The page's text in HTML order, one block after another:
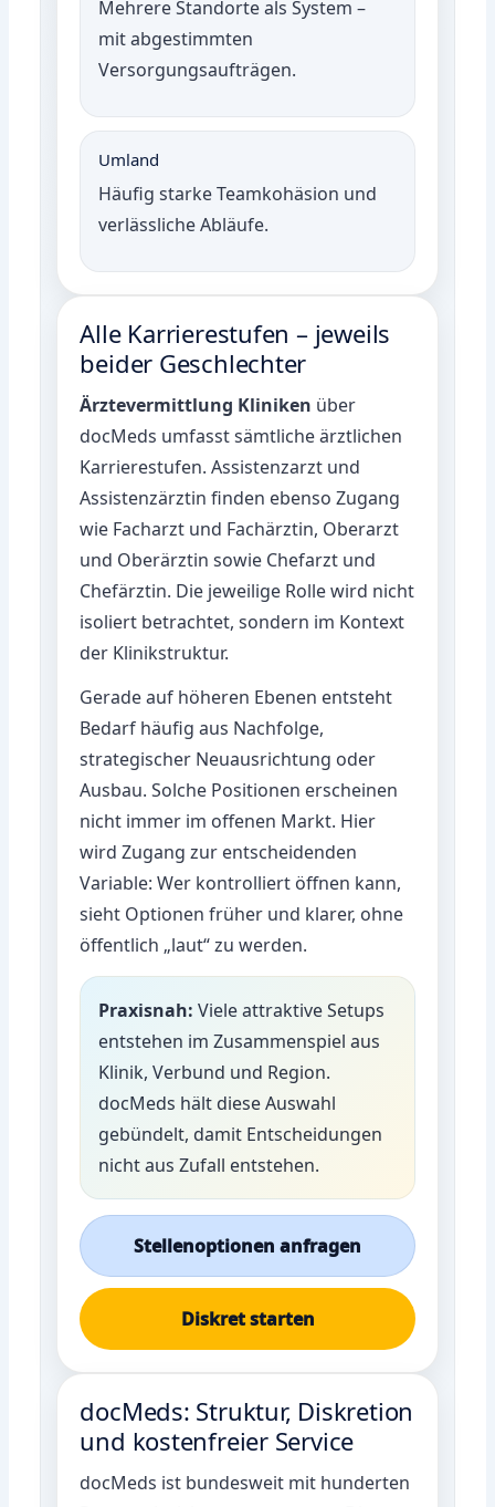
Mehrere Standorte als System –
mit abgestimmten
Versorgungsaufträgen.
Umland
Häufig starke Teamkohäsion und
verlässliche Abläufe.
Alle Karrierestufen – jeweils
beider Geschlechter
Ärztevermittlung Kliniken über
docMeds umfasst sämtliche ärztlichen
Karrierestufen. Assistenzarzt und
Assistenzärztin finden ebenso Zugang
wie Facharzt und Fachärztin, Oberarzt
und Oberärztin sowie Chefarzt und
Chefärztin. Die jeweilige Rolle wird nicht
isoliert betrachtet, sondern im Kontext
der Klinikstruktur.
Gerade auf höheren Ebenen entsteht
Bedarf häufig aus Nachfolge,
strategischer Neuausrichtung oder
Ausbau. Solche Positionen erscheinen
nicht immer im offenen Markt. Hier
wird Zugang zur entscheidenden
Variable: Wer kontrolliert öffnen kann,
sieht Optionen früher und klarer, ohne
öffentlich „laut“ zu werden.
Praxisnah: Viele attraktive Setups
entstehen im Zusammenspiel aus
Klinik, Verbund und Region.
docMeds hält diese Auswahl
gebündelt, damit Entscheidungen
nicht aus Zufall entstehen.
Stellenoptionen anfragen
Diskret starten
docMeds: Struktur, Diskretion
und kostenfreier Service
docMeds ist bundesweit mit hunderten